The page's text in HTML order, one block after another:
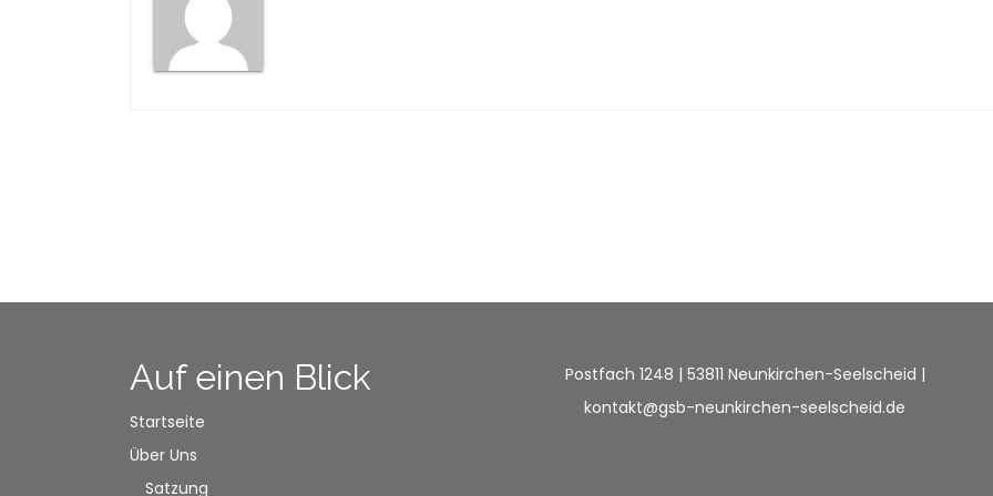
Auf einen Blick
Startseite
Über Uns
Satzung
Postfach 1248 | 53811 Neunkirchen-Seelscheid |
kontakt@gsb-neunkirchen-seelscheid.de